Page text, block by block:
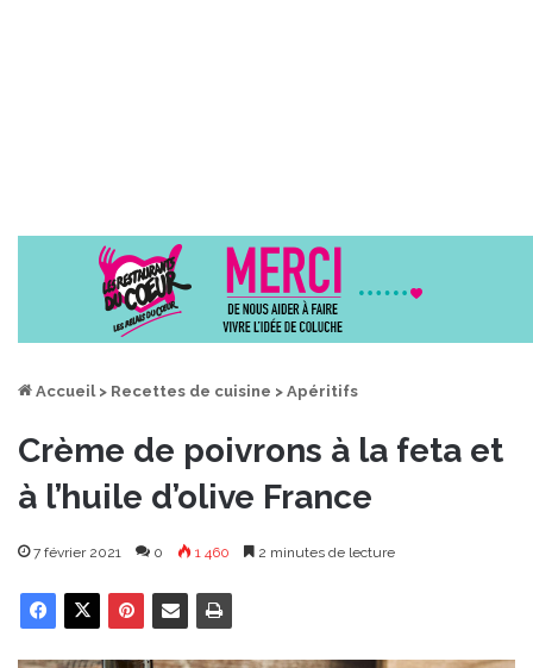
Accueil > Recettes de cuisine > Apéritifs
Crème de poivrons à la feta et
à l’huile d’olive France
7 février 2021 0 1 460 2 minutes de lecture